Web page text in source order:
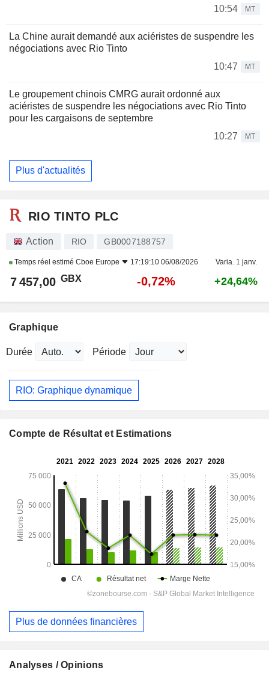
10:54
MT
La Chine aurait demandé aux aciéristes de suspendre les
négociations avec Rio Tinto
10:47
MT
Le groupement chinois CMRG aurait ordonné aux
aciéristes de suspendre les négociations avec Rio Tinto
pour les cargaisons de septembre
10:27
MT
Plus d'actualités
RIO TINTO PLC
Action RIO GB0007188757
Temps réel estimé Cboe Europe 17:19:10 06/08/2026 Varia. 1 janv.
7 457,00 GBX -0,72% +24,64%
Graphique
Durée Période
RIO: Graphique dynamique
Compte de Résultat et Estimations
Plus de données financières
Analyses / Opinions